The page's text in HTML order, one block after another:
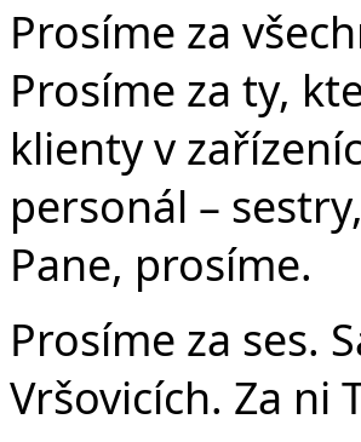
Prosíme za
Prosíme za ty,
klienty v
personál –
Pane, prosíme.
Prosíme za ses.
Vršovicích. Za ni